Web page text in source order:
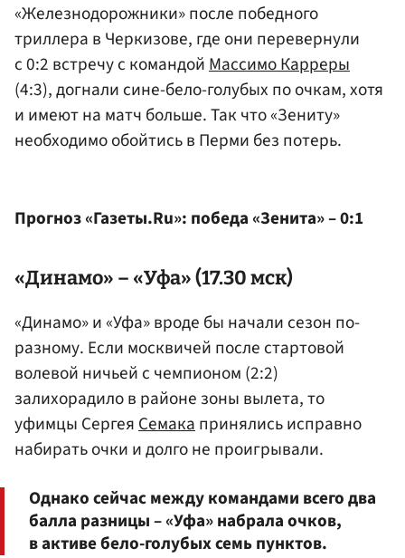
«Железнодорожники» после победного
триллера в Черкизове, где они перевернули
с 0:2 встречу с командойМассимо Карреры
(4:3), догнали сине-бело-голубых по очкам, хотя
и имеют на матч больше. Так что «Зениту»
необходимо обойтись в Перми без потерь.
Прогноз «Газеты.Ru»: победа «Зенита» – 0:1
«Динамо» – «Уфа» (17.30 мск)
«Динамо» и «Уфа» вроде бы начали сезон по-
разному. Если москвичей после стартовой
волевой ничьей с чемпионом (2:2)
залихорадило в районе зоны вылета, то
уфимцы Сергея Семака принялись исправно
набирать очки и долго не проигрывали.
Однако сейчас между командами всего два
балла разницы – «Уфа» набрала очков,
в активе бело-голубых семь пунктов.